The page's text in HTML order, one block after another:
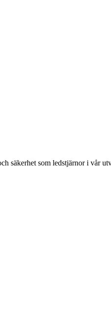
säkerhet som ledstjärnor i vår